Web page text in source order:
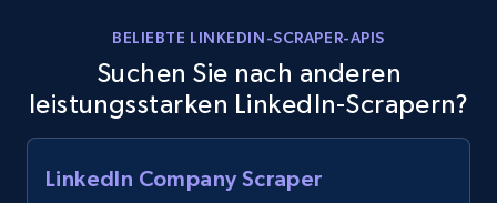
URL, Title, Youtuber, Youtuber md5, Video url,
Video length, Likes, Views, and more.
BELIEBTE LINKEDIN-SCRAPER-APIS
Suchen Sie nach anderen
leistungsstarken LinkedIn-Scrapern?
LinkedIn Company Scraper